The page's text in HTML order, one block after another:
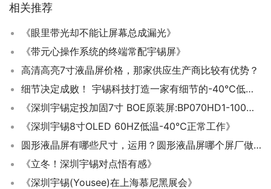
相关推荐
《眼里带光却不能让屏幕总成漏光》
《带元心操作系统的终端常配宇锡屏》
高清高亮7寸液晶屏价格，那家供应生产商比较有优势？
细节决定成败！ 宇锡科技打造一家有细节的-40℃低温屏厂
《深圳宇锡定投加固7寸 BOE原装屏:BP070HD1-100一骑绝尘贴合成绝版高端模组》
《深圳宇锡8寸OLED 60HZ低温-40℃正常工作》
圆形液晶屏有哪些尺寸，运用？圆形液晶屏哪个屏厂做得好？
《立冬！深圳宇锡对点悟有感》
《深圳宇锡(Yousee)在上海慕尼黑展会》